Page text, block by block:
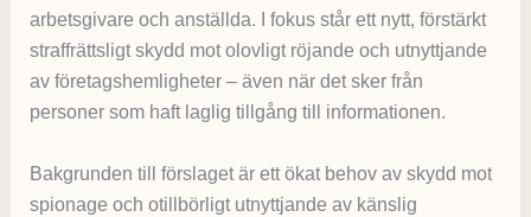
arbetsgivare och anställda. I fokus står ett nytt, förstärkt
straffrättsligt skydd mot olovligt röjande och utnyttjande
av företagshemligheter – även när det sker från
personer som haft laglig tillgång till informationen.
Bakgrunden till förslaget är ett ökat behov av skydd mot
spionage och otillbörligt utnyttjande av känslig